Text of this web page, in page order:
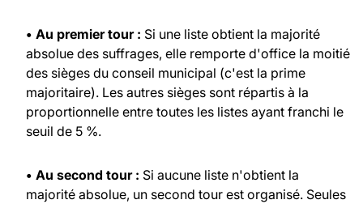
• Au premier tour : Si une liste obtient la majorité
absolue des suffrages, elle remporte d'office la moitié
des sièges du conseil municipal (c'est la prime
majoritaire). Les autres sièges sont répartis à la
proportionnelle entre toutes les listes ayant franchi le
seuil de 5 %.
• Au second tour : Si aucune liste n'obtient la
majorité absolue, un second tour est organisé. Seules